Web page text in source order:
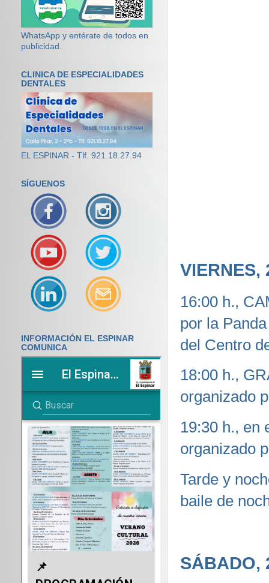
VIERNES,
16:00 h.,
por la
del Centro
18:00 h.,
organizado
19:30 h., en
organizado
Tarde y
baile de
SÁBADO,
WhatsApp y entérate de todos en
publicidad.
CLINICA DE ESPECIALIDADES
DENTALES
EL ESPINAR - Tlf. 921.18.27.94
SÍGUENOS
INFORMACIÓN EL ESPINAR
COMUNICA